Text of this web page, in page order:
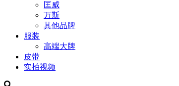
匡威
万斯
其他品牌
服装
高端大牌
皮带
实拍视频